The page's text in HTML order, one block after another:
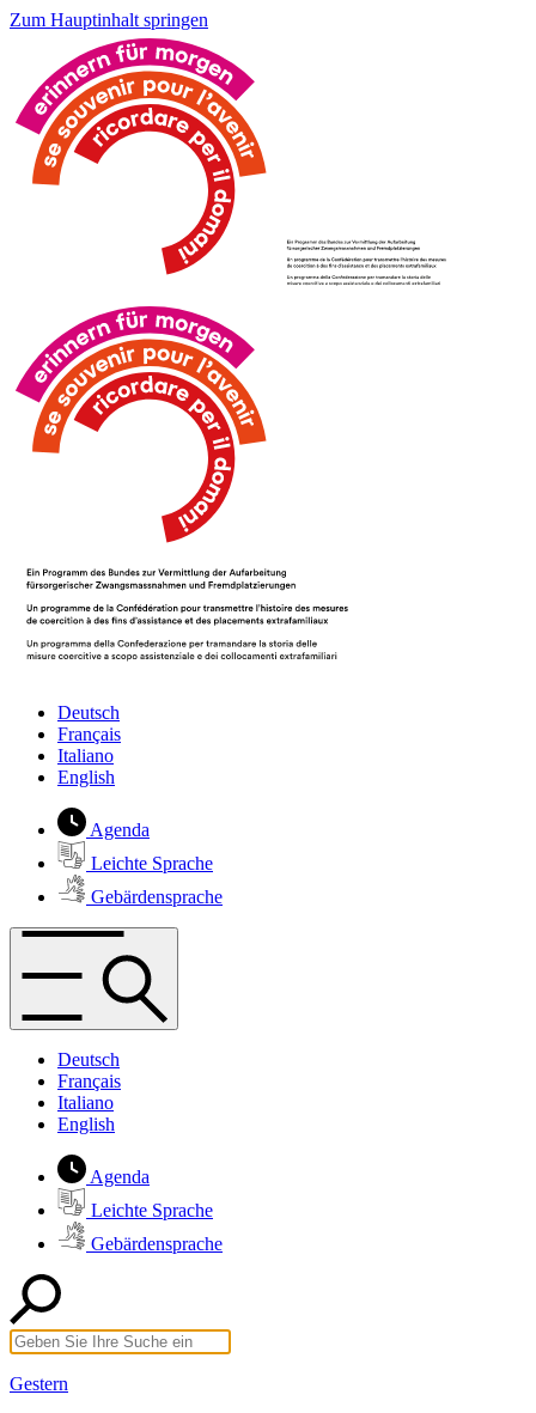
Zum Hauptinhalt springen
Deutsch
Français
Italiano
English
Agenda
Leichte Sprache
Gebärdensprache
Deutsch
Français
Italiano
English
Agenda
Leichte Sprache
Gebärdensprache
Gestern